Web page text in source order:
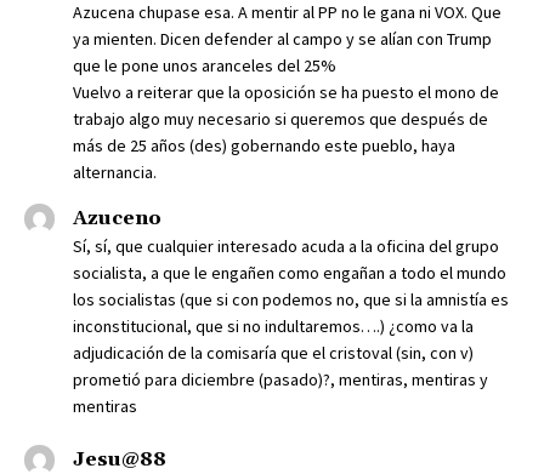
Azucena chupase esa. A mentir al PP no le gana ni VOX. Que
ya mienten. Dicen defender al campo y se alían con Trump
que le pone unos aranceles del 25%
Vuelvo a reiterar que la oposición se ha puesto el mono de
trabajo algo muy necesario si queremos que después de
más de 25 años (des) gobernando este pueblo, haya
alternancia.
Azuceno
Sí, sí, que cualquier interesado acuda a la oficina del grupo
socialista, a que le engañen como engañan a todo el mundo
los socialistas (que si con podemos no, que si la amnistía es
inconstitucional, que si no indultaremos….) ¿como va la
adjudicación de la comisaría que el cristoval (sin, con v)
prometió para diciembre (pasado)?, mentiras, mentiras y
mentiras
Jesu@88